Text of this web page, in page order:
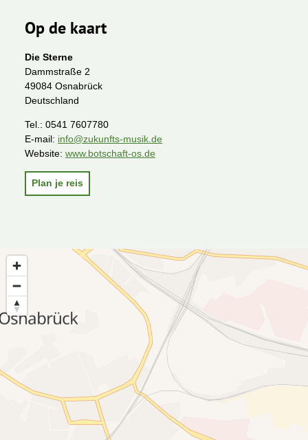
Op de kaart
Die Sterne
Dammstraße 2
49084 Osnabrück
Deutschland
Tel.: 0541 7607780
E-mail: info@zukunfts-musik.de
Website: www.botschaft-os.de
Plan je reis